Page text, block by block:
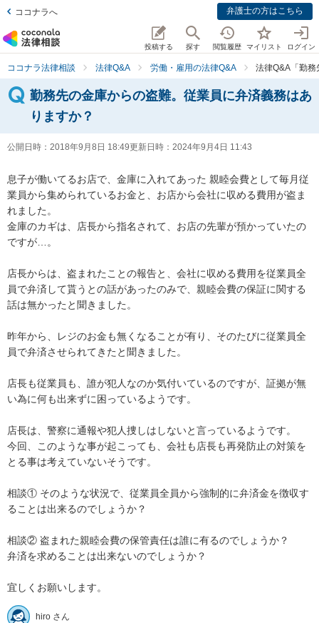
ココナラへ 弁護士の方はこちら
投稿する 探す 閲覧履歴 マイリスト ログイン
ココナラ法律相談 法律Q&A 労働・雇用の法律Q&A 法律Q&A「勤
勤務先の金庫からの盗難。従業員に弁済義務はあ
りますか？
公開日時： 2018年9月8日 18:49更新日時： 2024年9月4日 11:43
息子が働いてるお店で、金庫に入れてあった 親睦会費として毎月従
業員から集められているお金と、お店から会社に収める費用が盗ま
れました。
金庫のカギは、店長から指名されて、お店の先輩が預かっていたの
ですが…。
店長からは、盗まれたことの報告と、会社に収める費用を従業員全
員で弁済して貰うとの話があったのみで、親睦会費の保証に関する
話は無かったと聞きました。
昨年から、レジのお金も無くなることが有り、そのたびに従業員全
員で弁済させられてきたと聞きました。
店長も従業員も、誰が犯人なのか気付いているのですが、証拠が無
い為に何も出来ずに困っているようです。
店長は、警察に通報や犯人捜しはしないと言っているようです。
今回、このような事が起こっても、会社も店長も再発防止の対策を
とる事は考えていないそうです。
相談① そのような状況で、従業員全員から強制的に弁済金を徴収す
ることは出来るのでしょうか？
相談② 盗まれた親睦会費の保管責任は誰に有るのでしょうか？
弁済を求めることは出来ないのでしょうか？
宜しくお願いします。
hiro さん